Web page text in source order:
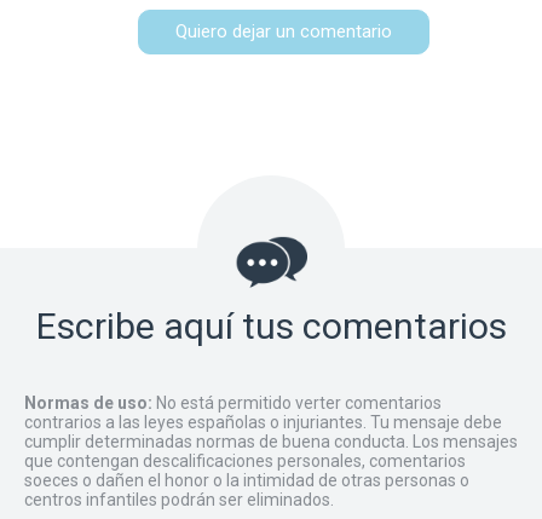
Quiero dejar un comentario
Escribe aquí tus comentarios
Normas de uso: No está permitido verter comentarios
contrarios a las leyes españolas o injuriantes. Tu mensaje debe
cumplir determinadas normas de buena conducta. Los mensajes
que contengan descalificaciones personales, comentarios
soeces o dañen el honor o la intimidad de otras personas o
centros infantiles podrán ser eliminados.